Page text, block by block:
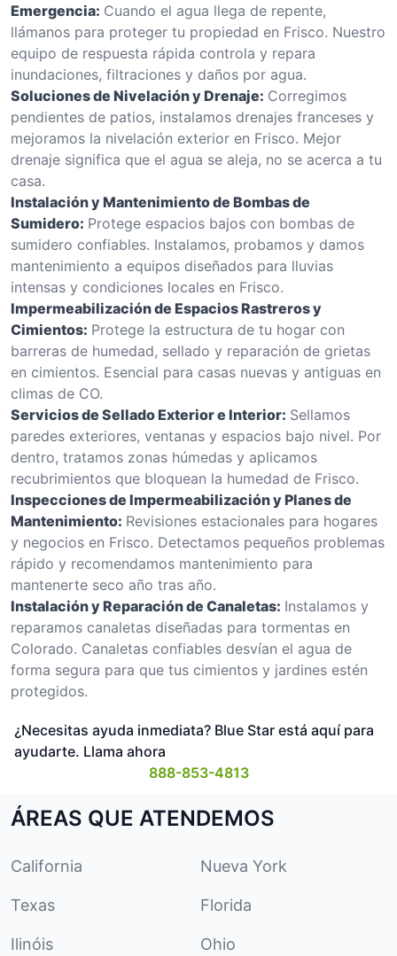
Emergencia: Cuando el agua llega de repente,
llámanos para proteger tu propiedad en Frisco. Nuestro
equipo de respuesta rápida controla y repara
inundaciones, filtraciones y daños por agua.
Soluciones de Nivelación y Drenaje: Corregimos
pendientes de patios, instalamos drenajes franceses y
mejoramos la nivelación exterior en Frisco. Mejor
drenaje significa que el agua se aleja, no se acerca a tu
casa.
Instalación y Mantenimiento de Bombas de
Sumidero: Protege espacios bajos con bombas de
sumidero confiables. Instalamos, probamos y damos
mantenimiento a equipos diseñados para lluvias
intensas y condiciones locales en Frisco.
Impermeabilización de Espacios Rastreros y
Cimientos: Protege la estructura de tu hogar con
barreras de humedad, sellado y reparación de grietas
en cimientos. Esencial para casas nuevas y antiguas en
climas de CO.
Servicios de Sellado Exterior e Interior: Sellamos
paredes exteriores, ventanas y espacios bajo nivel. Por
dentro, tratamos zonas húmedas y aplicamos
recubrimientos que bloquean la humedad de Frisco.
Inspecciones de Impermeabilización y Planes de
Mantenimiento: Revisiones estacionales para hogares
y negocios en Frisco. Detectamos pequeños problemas
rápido y recomendamos mantenimiento para
mantenerte seco año tras año.
Instalación y Reparación de Canaletas: Instalamos y
reparamos canaletas diseñadas para tormentas en
Colorado. Canaletas confiables desvían el agua de
forma segura para que tus cimientos y jardines estén
protegidos.
¿Necesitas ayuda inmediata? Blue Star está aquí para
ayudarte. Llama ahora
888-853-4813
ÁREAS QUE ATENDEMOS
California Nueva York
Texas Florida
Ilinóis Ohio